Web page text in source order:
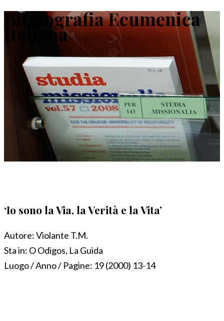
Bibliografia Ecumenica
Italiana
‘Io sono la Via, la Verità e la Vita’
Autore:Violante T.M.
Sta in: O Odigos, La Guida
Luogo / Anno / Pagine: 19 (2000) 13-14